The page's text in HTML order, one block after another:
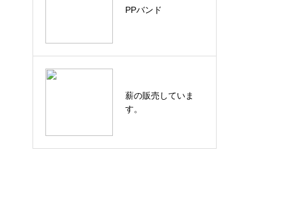
PPバンド
薪の販売していま
す。